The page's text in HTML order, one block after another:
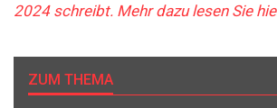
2024 schreibt. Mehr dazu lesen Sie
ZUM THEMA